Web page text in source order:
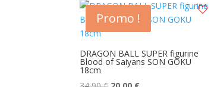
Promo !
DRAGON BALL SUPER figurine
Blood of Saiyans SON GOKU
18cm
Le
Le